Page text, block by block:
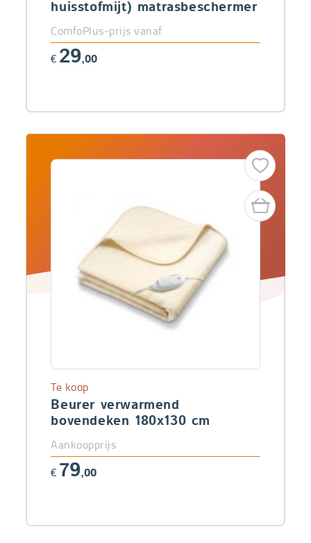
huisstofmijt) matrasbeschermer
ComfoPlus-prijs vanaf
€ 29,00
Beurer verwarmend
bovendeken 180x130 cm
Te koop
Aankoopprijs
€ 79,00